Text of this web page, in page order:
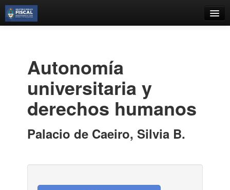
Estantes Virtuales
Contacto
Autonomía
universitaria y
derechos humanos
Palacio de Caeiro, Silvia B.